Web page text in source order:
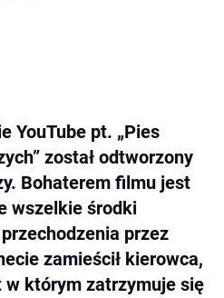
YouTube pt. „Pies
został odtworzony
Bohaterem filmu jest
wszelkie środki
przez
zamieścił kierowca,
w którym zatrzymuje się